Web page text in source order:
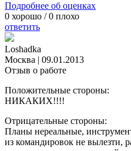
Подробнее об оценках
0 хорошо /0 плохо
ответить
Loshadka
Москва | 09.01.2013
Отзыв о работе
Положительные стороны:
НИКАКИХ!!!!
Отрицательные стороны:
Планы нереальные,
из командировок не вылезти,